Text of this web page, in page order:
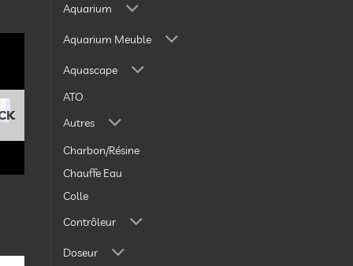
Aquarium
Aquarium Meuble
Aquascape
ATO
Autres
Charbon/Résine
Chauffe Eau
Colle
Contrôleur
Doseur